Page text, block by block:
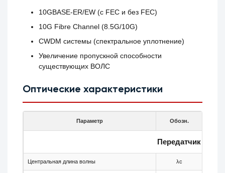
10GBASE-ER/EW (с FEC и без FEC)
10G Fibre Channel (8.5G/10G)
CWDM системы (спектральное уплотнение)
Увеличение пропускной способности
существующих ВОЛС
Оптические характеристики
Параметр Обозн.
Передатчик
Центральная длина волны λc